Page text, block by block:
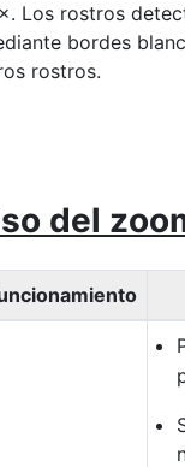
Los rostros
bordes
rostros.
del